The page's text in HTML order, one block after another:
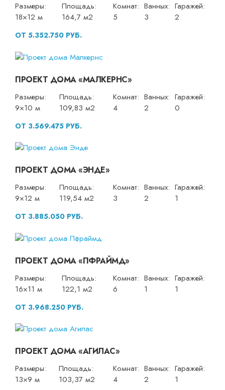
Размеры:
18×12 м
Площадь:
164,7 м2
Комнат:
5
Ванных:
3
Гаражей:
2
ОТ 5.352.750 РУБ.
ПРОЕКТ ДОМА «МАЛКЕРНС»
Размеры:
9×10 м
Площадь:
109,83 м2
Комнат:
4
Ванных:
2
Гаражей:
0
ОТ 3.569.475 РУБ.
ПРОЕКТ ДОМА «ЭНДЕ»
Размеры:
9×12 м
Площадь:
119,54 м2
Комнат:
3
Ванных:
2
Гаражей:
1
ОТ 3.885.050 РУБ.
ПРОЕКТ ДОМА «ПФРАЙМД»
Размеры:
16×11 м
Площадь:
122,1 м2
Комнат:
6
Ванных:
1
Гаражей:
1
ОТ 3.968.250 РУБ.
ПРОЕКТ ДОМА «АГИЛАС»
Размеры:
13×9 м
Площадь:
103,37 м2
Комнат:
4
Ванных:
2
Гаражей:
1